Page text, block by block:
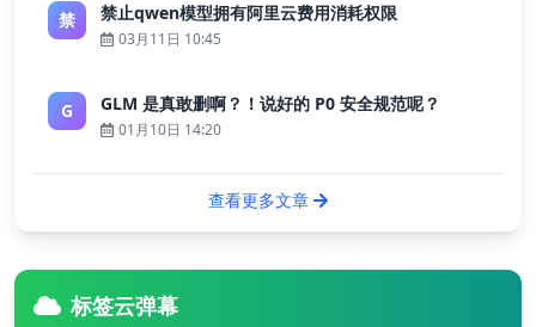
禁 禁止qwen模型拥有阿里云费用消耗权限
03月11日 10:45
G GLM 是真敢删啊？！说好的 P0 安全规范呢？
01月10日 14:20
查看更多文章
标签云弹幕